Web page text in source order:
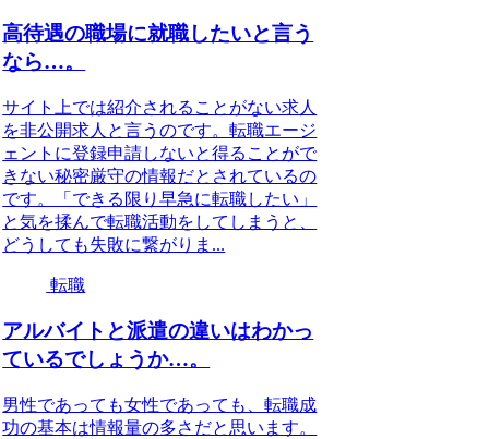
高待遇の職場に就職したいと言う
なら…。
サイト上では紹介されることがない求人
を非公開求人と言うのです。転職エージ
ェントに登録申請しないと得ることがで
きない秘密厳守の情報だとされているの
です。「できる限り早急に転職したい」
と気を揉んで転職活動をしてしまうと、
どうしても失敗に繋がりま...
転職
アルバイトと派遣の違いはわかっ
ているでしょうか…。
男性であっても女性であっても、転職成
功の基本は情報量の多さだと思います。